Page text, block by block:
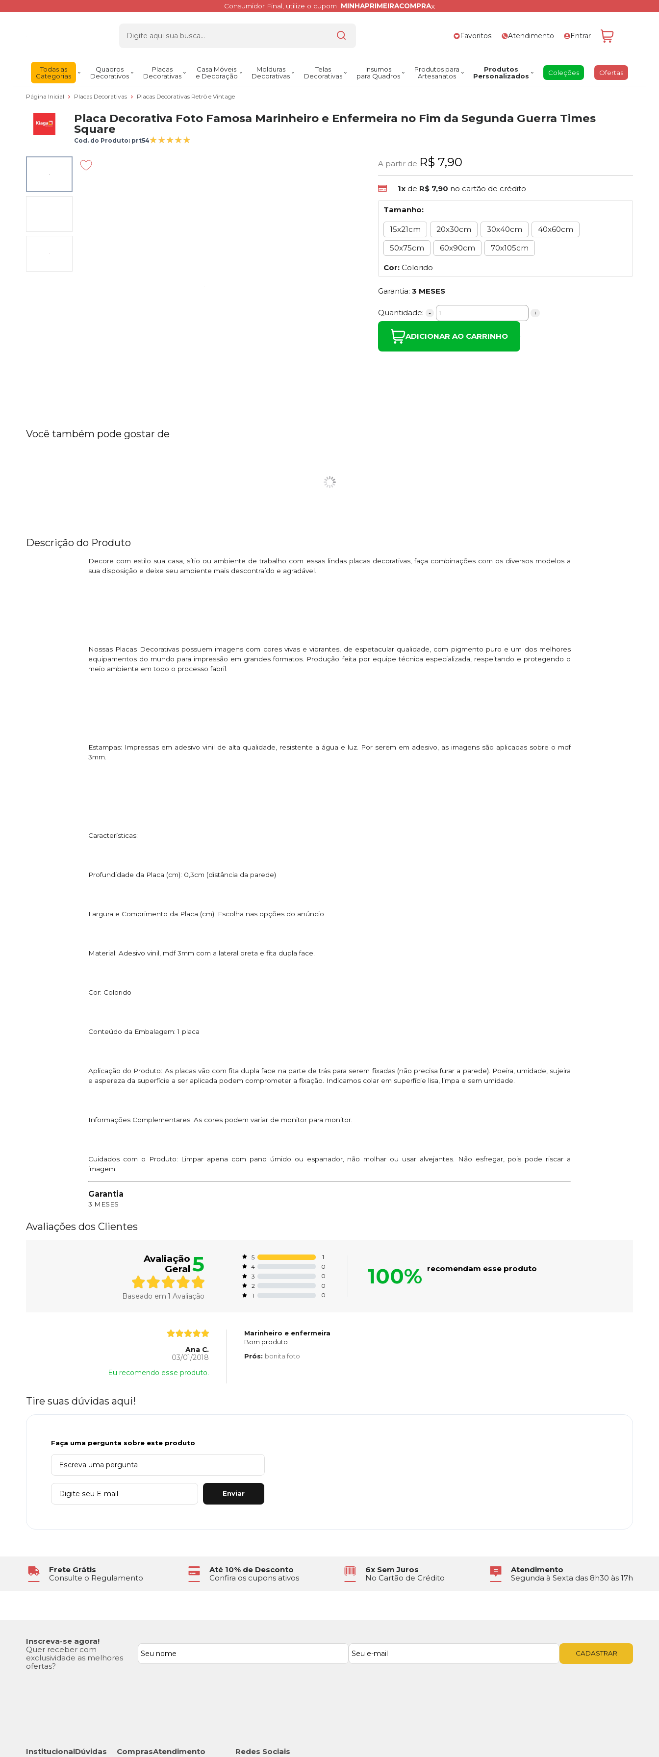
Consumidor Final, utilize o cupom MINHAPRIMEIRACOMPRAx
Favoritos Atendimento Entrar
Todas as
Categorias
Quadros
Decorativos
Placas
Decorativas
Casa Móveis
e Decoração
Molduras
Decorativas
Telas
Decorativas
Insumos
para Quadros
Produtos para
Artesanatos
Produtos
Personalizados
Coleções Ofertas
Página Inicial Placas Decorativas Placas Decorativas Retrô e Vintage
Placa Decorativa Foto Famosa Marinheiro e Enfermeira no Fim da Segunda Guerra Times
Square
Cod. do Produto: prt54
A partir de R$ 7,90
1x de R$ 7,90 no cartão de crédito
Tamanho:
15x21cm 20x30cm 30x40cm
40x60cm
50x75cm
60x90cm 70x105cm
Cor: Colorido
Garantia:3 MESES
Quantidade: - +
ADICIONAR AO CARRINHO
Você também pode gostar de
Descrição do Produto
Decore com estilo sua casa, sítio ou ambiente de trabalho com essas lindas placas decorativas, faça combinações com os diversos modelos a
sua disposição e deixe seu ambiente mais descontraído e agradável.
Nossas Placas Decorativas possuem imagens com cores vivas e vibrantes, de espetacular qualidade, com pigmento puro e um dos melhores
equipamentos do mundo para impressão em grandes formatos. Produção feita por equipe técnica especializada, respeitando e protegendo o
meio ambiente em todo o processo fabril.
Estampas: Impressas em adesivo vinil de alta qualidade, resistente a água e luz. Por serem em adesivo, as imagens são aplicadas sobre o mdf
3mm.
Características:
Profundidade da Placa (cm): 0,3cm (distância da parede)
Largura e Comprimento da Placa (cm): Escolha nas opções do anúncio
Material: Adesivo vinil, mdf 3mm com a lateral preta e fita dupla face.
Cor: Colorido
Conteúdo da Embalagem: 1 placa
Aplicação do Produto: As placas vão com fita dupla face na parte de trás para serem fixadas (não precisa furar a parede). Poeira, umidade, sujeira
e aspereza da superfície a ser aplicada podem comprometer a fixação. Indicamos colar em superfície lisa, limpa e sem umidade.
Informações Complementares: As cores podem variar de monitor para monitor.
Cuidados com o Produto: Limpar apena com pano úmido ou espanador, não molhar ou usar alvejantes. Não esfregar, pois pode riscar a
imagem.
Garantia
3 MESES
Avaliações dos Clientes
Avaliação
Geral 5
Baseado em1 Avaliação
5
1
4
0
3
0
2
0
1
0
100% recomendam esse produto
Ana C.
03/01/2018
Eu recomendo esse produto.
Marinheiro e enfermeira
Bom produto
Prós: bonita foto
Tire suas dúvidas aqui!
Faça uma pergunta sobre este produto
Enviar
Frete Grátis
Consulte o Regulamento
Até 10% de Desconto
Confira os cupons ativos
6x Sem Juros
No Cartão de Crédito
Atendimento
Segunda à Sexta das 8h30 às 17h
Inscreva-se agora!
Quer receber com
exclusividade as melhores
ofertas?
CADASTRAR
InstitucionalDúvidas ComprasAtendimento Redes Sociais